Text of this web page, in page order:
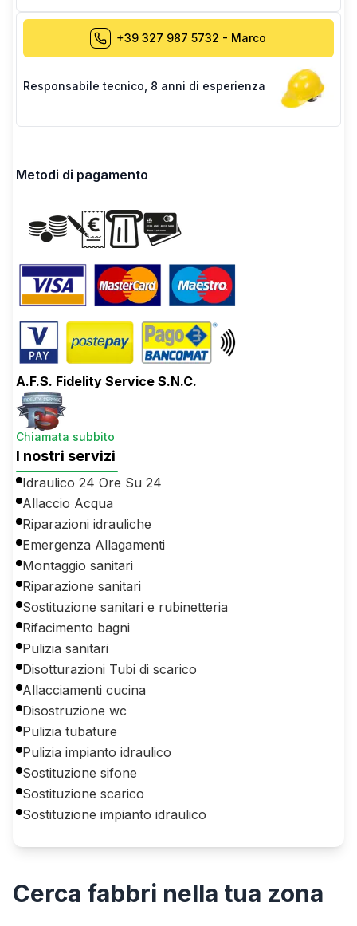
+39 327 987 5732 - Marco
Responsabile tecnico 8 anni di esperienza
Metodi di pagamento
A.F.S. Fidelity Service S.N.C.
Chiamata subbito
I nostri servizi
Idraulico 24 Ore Su 24
Allaccio Acqua
Riparazioni idrauliche
Emergenza Allagamenti
Montaggio sanitari
Riparazione sanitari
Sostituzione sanitari e rubinetteria
Rifacimento bagni
Pulizia sanitari
Disotturazioni Tubi di scarico
Allacciamenti cucina
Disostruzione wc
Pulizia tubature
Pulizia impianto idraulico
Sostituzione sifone
Sostituzione scarico
Sostituzione impianto idraulico
Cerca fabbri nella tua zona